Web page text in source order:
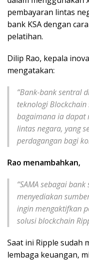
pembayaran lintas
bank KSA dengan
pelatihan.
Dilip Rao, kepala
mengatakan:
“Bank-bank sentral
teknologi
bagaimana ia dapat
lintas negara, yang
perdagangan bagi
Rao menambahkan,
“SAMA sebagai
menyediakan
ingin mengaktifkan
solusi blockchain
Saat ini Ripple sudah
lembaga keuangan,